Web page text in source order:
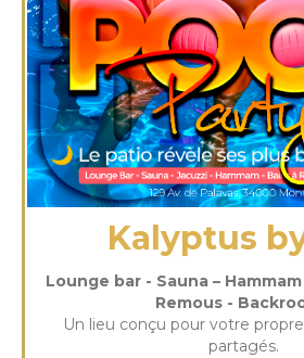
Kalyptus
Lounge bar - Sauna –
Remous -
Un lieu conçu pour votre
partagés.